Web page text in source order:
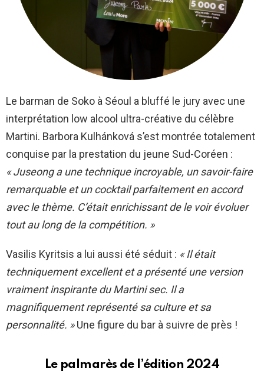
Le barman de Soko à Séoul a bluffé le jury avec une
interprétation low alcool ultra-créative du célèbre
Martini. Barbora Kulhánková s’est montrée totalement
conquise par la prestation du jeune Sud-Coréen :
« Juseong a une technique incroyable, un savoir-faire
remarquable et un cocktail parfaitement en accord
avec le thème. C’était enrichissant de le voir évoluer
tout au long de la compétition. »
Vasilis Kyritsis a lui aussi été séduit : « Il était
techniquement excellent et a présenté une version
vraiment inspirante du Martini sec. Il a
magnifiquement représenté sa culture et sa
personnalité. »Une figure du bar à suivre de près !
Le palmarès de l’édition 2024